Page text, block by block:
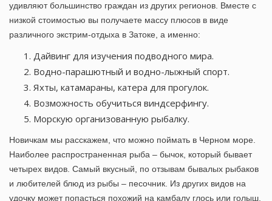
удивляют большинство граждан из других регионов. Вместе с
низкой стоимостью вы получаете массу плюсов в виде
различного экстрим-отдыха в Затоке, а именно:
Дайвинг для изучения подводного мира.
Водно-парашютный и водно-лыжный спорт.
Яхты, катамараны, катера для прогулок.
Возможность обучиться виндсерфингу.
Морскую организованную рыбалку.
Новичкам мы расскажем, что можно поймать в Черном море.
Наиболее распространенная рыба – бычок, который бывает
четырех видов. Самый вкусный, по отзывам бывалых рыбаков
и любителей блюд из рыбы – песочник. Из других видов на
удочку может попасться похожий на камбалу глось или голыш,